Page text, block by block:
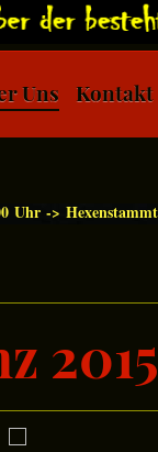
Uns Kontakt
Uhr ->
2015